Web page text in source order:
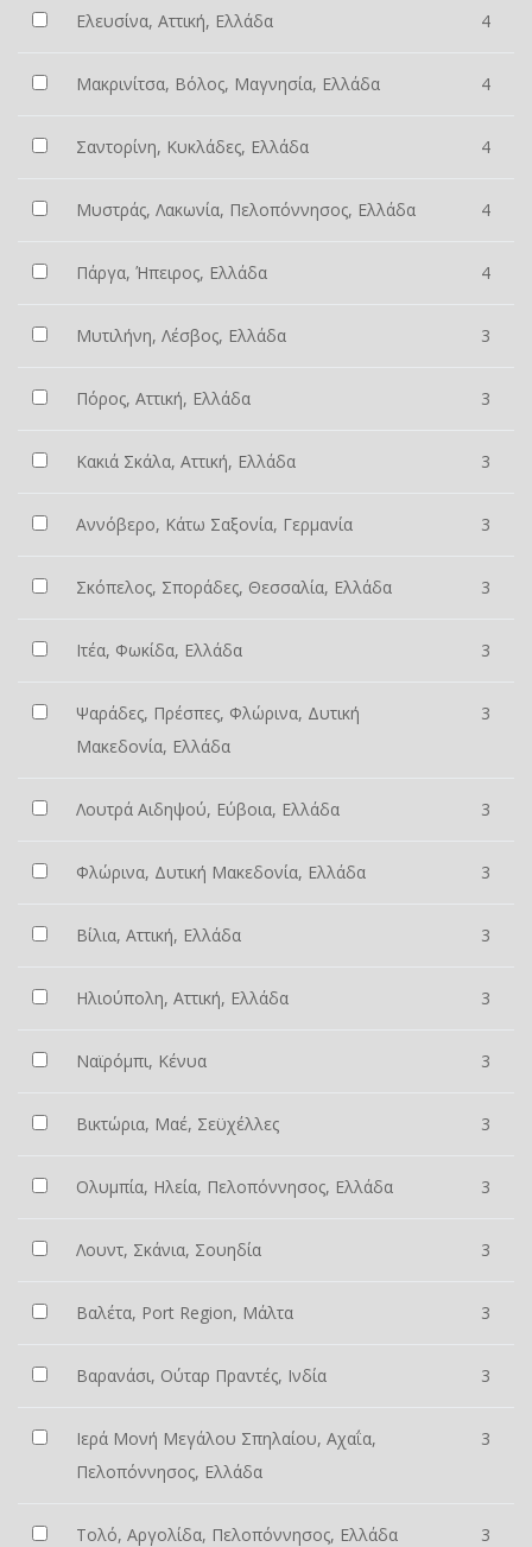
Ελευσίνα, Αττική, Ελλάδα 4
Μακρινίτσα, Βόλος, Μαγνησία, Ελλάδα 4
Σαντορίνη, Κυκλάδες, Ελλάδα 4
Μυστράς, Λακωνία, Πελοπόννησος, Ελλάδα 4
Πάργα, Ήπειρος, Ελλάδα 4
Μυτιλήνη, Λέσβος, Ελλάδα 3
Πόρος, Αττική, Ελλάδα 3
Κακιά Σκάλα, Αττική, Ελλάδα 3
Αννόβερο, Κάτω Σαξονία, Γερμανία 3
Σκόπελος, Σποράδες, Θεσσαλία, Ελλάδα 3
Ιτέα, Φωκίδα, Ελλάδα 3
Ψαράδες, Πρέσπες, Φλώρινα, Δυτική
Μακεδονία, Ελλάδα
3
Λουτρά Αιδηψού, Εύβοια, Ελλάδα 3
Φλώρινα, Δυτική Μακεδονία, Ελλάδα 3
Βίλια, Αττική, Ελλάδα 3
Ηλιούπολη, Αττική, Ελλάδα 3
Ναϊρόμπι, Κένυα 3
Βικτώρια, Μαέ, Σεϋχέλλες 3
Ολυμπία, Ηλεία, Πελοπόννησος, Ελλάδα 3
Λουντ, Σκάνια, Σουηδία 3
Βαλέτα, Port Region, Μάλτα 3
Βαρανάσι, Ούταρ Πραντές, Ινδία 3
Ιερά Μονή Μεγάλου Σπηλαίου, Αχαΐα,
Πελοπόννησος, Ελλάδα
3
Τολό, Αργολίδα, Πελοπόννησος, Ελλάδα 3